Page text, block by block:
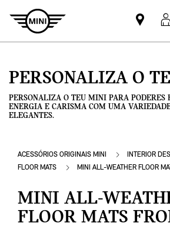
PERSONALIZA O
PERSONALIZA O TEU MINI PARA PODERES
ENERGIA E CARISMA COM UMA
ELEGANTES.
ACESSÓRIOS ORIGINAIS MINI
INTERIOR
FLOOR MATS
MINI ALL-WEATHER FLOOR
MINI ALL-
FLOOR MATS